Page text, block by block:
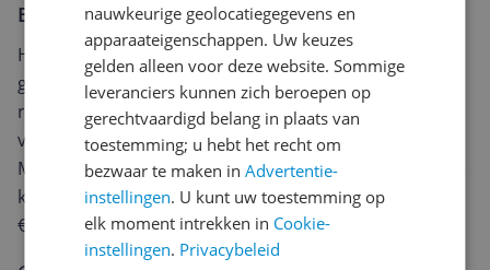
Er zijn nog geen reviews geschreven
Heb jij dit product in bezit en wil je graag je mening
geven? Start dan hieronder met het schrijven van je
review. Afhankelijk van de details duurt het schrijven
van een review gemiddeld tussen de 3 en 10 minuten.
Met jouw mening help je andere bezoekers een betere
keuze te maken én maak je iedere maand kans op
€250,-!
Klik hier voor de actievoorwaarden.
nauwkeurige geolocatiegegevens en
apparaateigenschappen. Uw keuzes
gelden alleen voor deze website. Sommige
leveranciers kunnen zich beroepen op
gerechtvaardigd belang in plaats van
toestemming; u hebt het recht om
bezwaar te maken inAdvertentie-
instellingen. U kunt uw toestemming op
elk moment intrekken in Cookie-
instellingen. Privacybeleid